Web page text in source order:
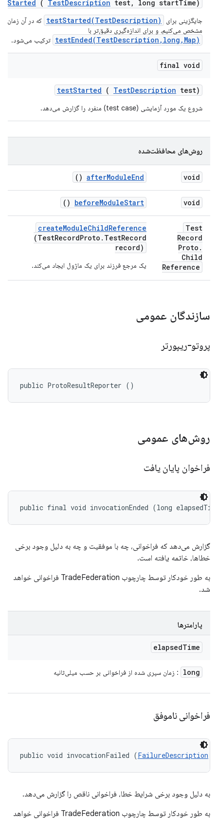
Started ( TestDescription test, long startTime)
جایگزینی برای testStarted(TestDescription) که در آن زمان
مشخص می‌کنیم، و برای اندازه‌گیری دقیق‌تر با
testEnded(TestDescription,long,Map) ترکیب می‌شود.
final void
testStarted ( TestDescription test)
شروع یک مورد آزمایشی (test case) منفرد را گزارش می‌دهد.
روش‌های محافظت‌شده
void
afterModuleEnd
()
void
beforeModuleStart
()
Test
Record
Proto .
Child
Reference
createModuleChildReference
(TestRecordProto . TestRecord
record)
یک مرجع فرزند برای یک ماژول ایجاد می‌کند.
سازندگان عمومی
پروتو-ریپورتر
public ProtoResultReporter ()
روش‌های عمومی
فراخوان پایان یافت
public final void invocationEnded (long
گزارش می‌دهد که فراخوانی، چه با موفقیت و چه به دلیل وجود برخی
خطاها، خاتمه یافته است.
به طور خودکار توسط چارچوب TradeFederation فراخوانی خواهد
شد.
پارامترها
elapsedTime
long : زمان سپری شده از فراخوانی بر حسب میلی‌ثانیه
فراخوانی ناموفق
public void invocationFailed (FailureDescription
به دلیل وجود برخی شرایط خطا، فراخوانی ناقص را گزارش می‌دهد.
به طور خودکار توسط چارچوب TradeFederation فراخوانی خواهد